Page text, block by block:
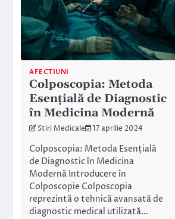
AFECTIUNI
Colposcopia: Metoda
Esențială de Diagnostic
în Medicina Modernă
Stiri Medicale 17 aprilie 2024
Colposcopia: Metoda Esențială
de Diagnostic în Medicina
Modernă Introducere în
Colposcopie Colposcopia
reprezintă o tehnică avansată de
diagnostic medical utilizată…